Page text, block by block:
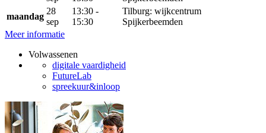
maandag
28
sep
13:30 -
15:30
Tilburg: wijkcentrum
Spijkerbeemden
Meer informatie
Volwassenen
digitale vaardigheid
FutureLab
spreekuur&inloop